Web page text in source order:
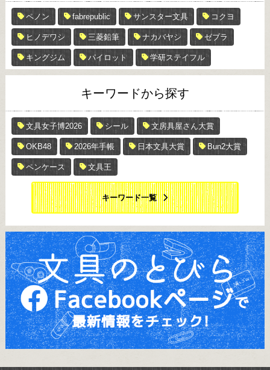
ペノン fabrepublic サンスター文具 コクヨ
ヒノデワシ 三菱鉛筆 ナカバヤシ ゼブラ
キングジム パイロット 学研ステイフル
キーワードから探す
文具女子博2026 シール 文房具屋さん大賞
OKB48 2026年手帳 日本文具大賞 Bun2大賞
ペンケース 文具王
キーワード一覧